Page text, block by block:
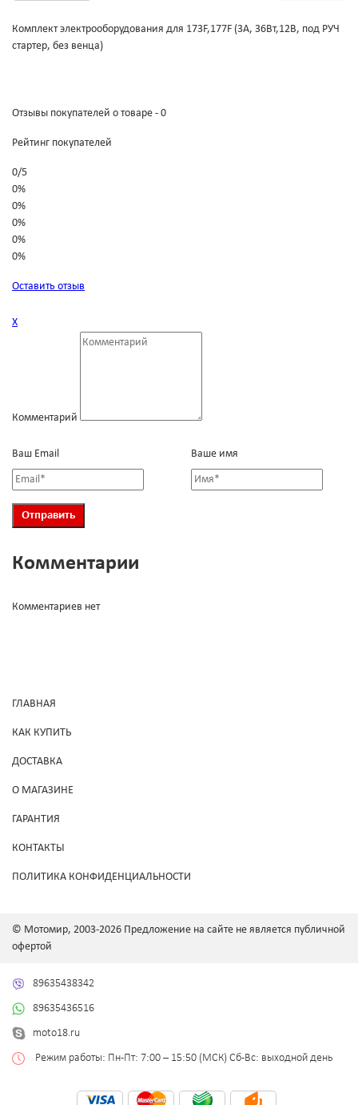
Комплект электрооборудования для 173F,177F (3А, 36Вт,12В, под РУЧ
стартер, без венца)
Отзывы покупателей о товаре - 0
Рейтинг покупателей
0/5
0%
0%
0%
0%
0%
Оставить отзыв
Х
Комментарий
Ваш Email Ваше имя
Комментарии
Комментариев нет
ГЛАВНАЯ
КАК КУПИТЬ
ДОСТАВКА
О МАГАЗИНЕ
ГАРАНТИЯ
КОНТАКТЫ
ПОЛИТИКА КОНФИДЕНЦИАЛЬНОСТИ
© Мотомир, 2003-2026 Предложение на сайте не является публичной
офертой
89635438342
89635436516
moto18.ru
Режим работы: Пн-Пт: 7:00 – 15:50 (МСК) Сб-Вс: выходной день